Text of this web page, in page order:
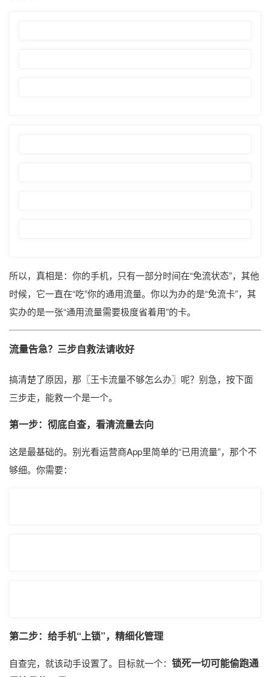
所以，真相是：你的手机，只有一部分时间在“免流状态”，其他
时候，它一直在“吃”你的通用流量。你以为办的是“免流卡”，其
实办的是一张“通用流量需要极度省着用”的卡。
流量告急？三步自救法请收好
搞清楚了原因，那〖王卡流量不够怎么办〗呢？别急，按下面
三步走，能救一个是一个。
第一步：彻底自查，看清流量去向
这是最基础的。别光看运营商App里简单的“已用流量”，那个不
够细。你需要：
第二步：给手机“上锁”，精细化管理
自查完，就该动手设置了。目标就一个： 锁死一切可能偷跑通